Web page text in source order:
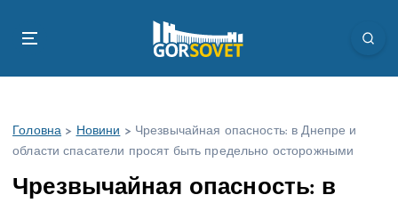
Головна > Новини > Чрезвычайная опасность: в Днепре и
области спасатели просят быть предельно осторожными
Чрезвычайная опасность: в